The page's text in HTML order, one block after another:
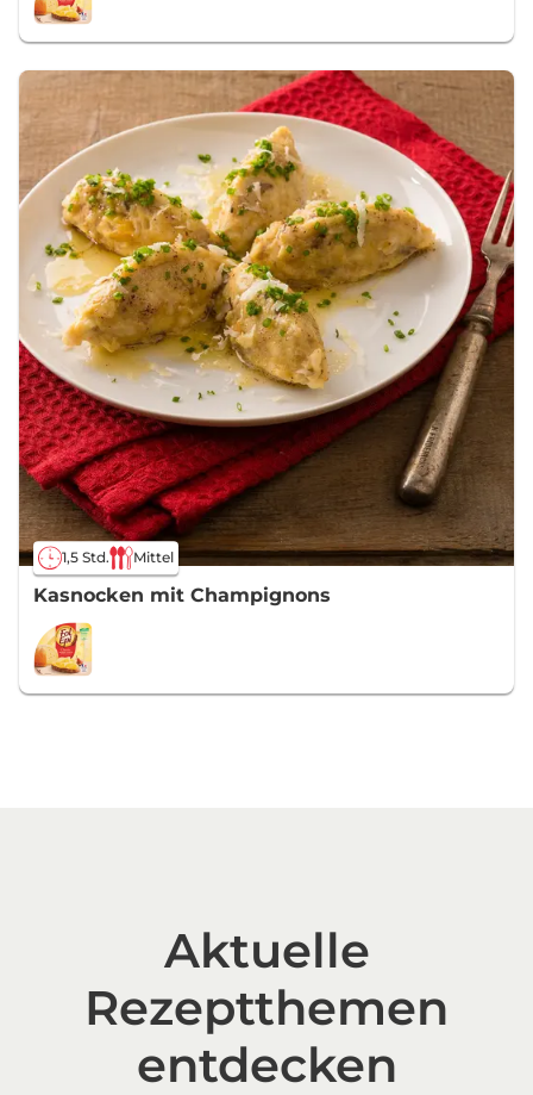
1,5 Std. Mittel
Kasnocken mit Champignons
Aktuelle
Rezeptthemen
entdecken